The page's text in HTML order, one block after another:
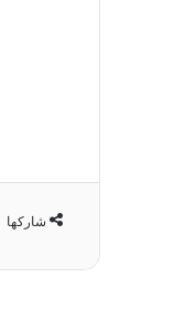
شاركها